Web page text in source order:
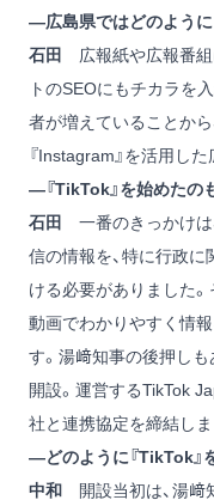
―広島県ではどのように
石田
広報紙や広報番組
トのSEOにもチカラを
者が増えていることから
『Instagram』を活用し
―『TikTok』を始めたの
石田
一番のきっかけは
信の情報を、特に行政
ける必要がありました
動画でわかりやすく情報
す。湯﨑知事の後押し
開設。運営するTikTok
社と連携協定を締結しま
―どのように『TikTok』
中和
開設当初は、湯